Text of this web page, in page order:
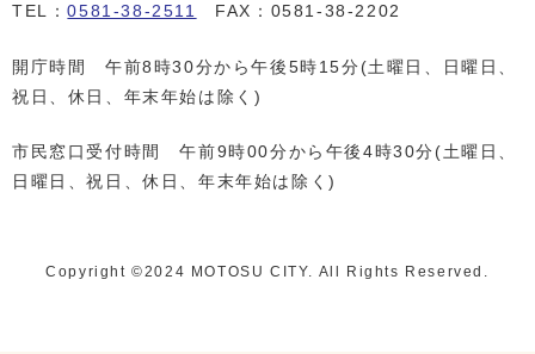
TEL：0581-38-2511 FAX：0581-38-2202
開庁時間 午前8時30分から午後5時15分(土曜日、日曜日、
祝日、休日、年末年始は除く)
市民窓口受付時間 午前9時00分から午後4時30分(土曜日、
日曜日、祝日、休日、年末年始は除く)
Copyright ©️2024 MOTOSU CITY. All Rights Reserved.